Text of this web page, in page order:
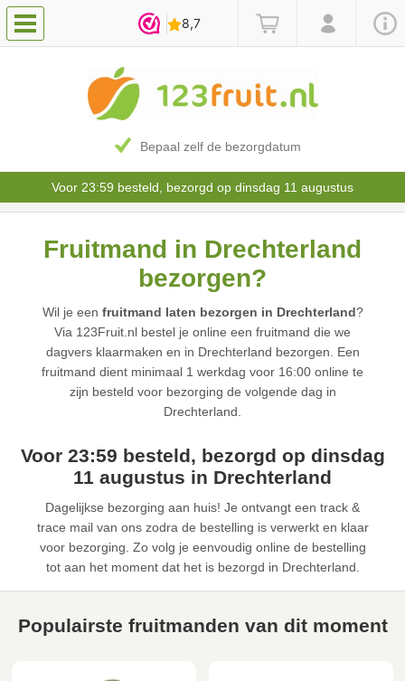
Bepaal zelf de bezorgdatum
Voor 23:59 besteld, bezorgd op dinsdag 11 augustus
Fruitmand in Drechterland
bezorgen?
Wil je een fruitmand laten bezorgen in Drechterland?
Via 123Fruit.nl bestel je online een fruitmand die we
dagvers klaarmaken en in Drechterland bezorgen. Een
fruitmand dient minimaal 1 werkdag voor 16:00 online te
zijn besteld voor bezorging de volgende dag in
Drechterland.
Voor 23:59 besteld, bezorgd op dinsdag
11 augustus in Drechterland
Dagelijkse bezorging aan huis! Je ontvangt een track &
trace mail van ons zodra de bestelling is verwerkt en klaar
voor bezorging. Zo volg je eenvoudig online de bestelling
tot aan het moment dat het is bezorgd in Drechterland.
Populairste fruitmanden van dit moment